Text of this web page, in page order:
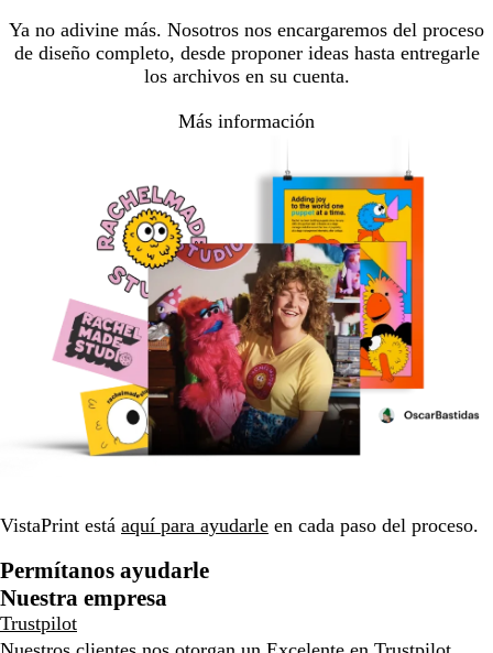
Ya no adivine más. Nosotros nos encargaremos del proceso
de diseño completo, desde proponer ideas hasta entregarle
los archivos en su cuenta.
Más información
VistaPrint está aquí para ayudarle en cada paso del proceso.
Permítanos ayudarle
Nuestra empresa
Trustpilot